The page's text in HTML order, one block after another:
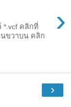
›
*.vcf คลิกที่
นขวาบน คลิก
›